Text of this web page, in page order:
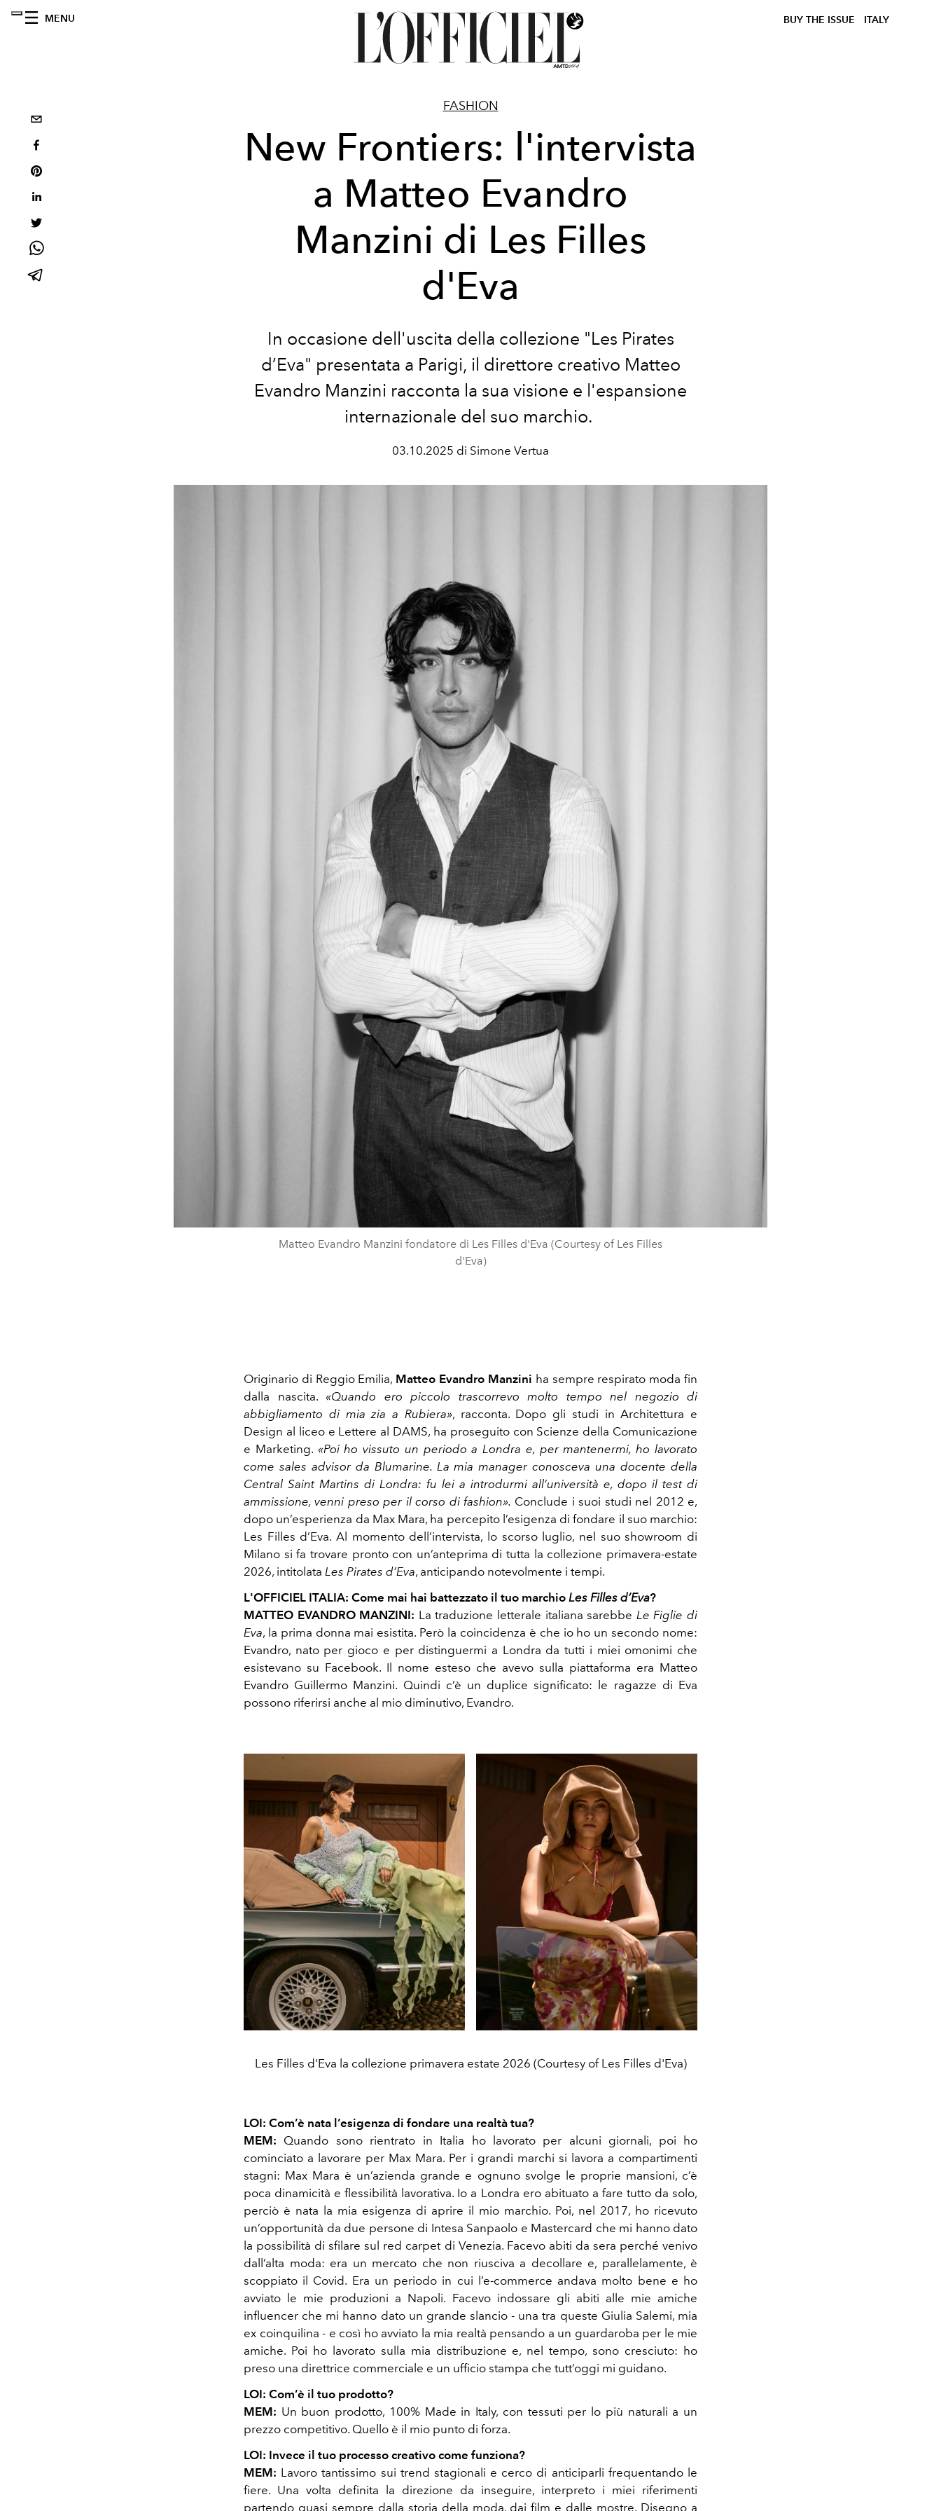
MENU BUY THE ISSUE ITALY
FASHION
New Frontiers: l'intervista
a Matteo Evandro
Manzini di Les Filles
d'Eva
In occasione dell'uscita della collezione "Les Pirates
d’Eva" presentata a Parigi, il direttore creativo Matteo
Evandro Manzini racconta la sua visione e l'espansione
internazionale del suo marchio.
03.10.2025 di Simone Vertua
Matteo Evandro Manzini fondatore di Les Filles d'Eva (Courtesy of Les Filles
d'Eva)
Originario di Reggio Emilia, Matteo Evandro Manzini ha sempre respirato moda fin
dalla nascita. «Quando ero piccolo trascorrevo molto tempo nel negozio di
abbigliamento di mia zia a Rubiera», racconta. Dopo gli studi in Architettura e
Design al liceo e Lettere al DAMS, ha proseguito con Scienze della Comunicazione
e Marketing. «Poi ho vissuto un periodo a Londra e, per mantenermi, ho lavorato
come sales advisor da Blumarine. La mia manager conosceva una docente della
Central Saint Martins di Londra: fu lei a introdurmi all’università e, dopo il test di
ammissione, venni preso per il corso di fashion». Conclude i suoi studi nel 2012 e,
dopo un’esperienza da Max Mara, ha percepito l’esigenza di fondare il suo marchio:
Les Filles d’Eva. Al momento dell’intervista, lo scorso luglio, nel suo showroom di
Milano si fa trovare pronto con un’anteprima di tutta la collezione primavera-estate
2026, intitolata Les Pirates d’Eva, anticipando notevolmente i tempi.
L'OFFICIEL ITALIA: Come mai hai battezzato il tuo marchio Les Filles d’Eva?
MATTEO EVANDRO MANZINI: La traduzione letterale italiana sarebbe Le Figlie di
Eva, la prima donna mai esistita. Però la coincidenza è che io ho un secondo nome:
Evandro, nato per gioco e per distinguermi a Londra da tutti i miei omonimi che
esistevano su Facebook. Il nome esteso che avevo sulla piattaforma era Matteo
Evandro Guillermo Manzini. Quindi c’è un duplice significato: le ragazze di Eva
possono riferirsi anche al mio diminutivo, Evandro.
Les Filles d'Eva la collezione primavera estate 2026 (Courtesy of Les Filles d'Eva)
LOI: Com’è nata l’esigenza di fondare una realtà tua?
MEM: Quando sono rientrato in Italia ho lavorato per alcuni giornali, poi ho
cominciato a lavorare per Max Mara. Per i grandi marchi si lavora a compartimenti
stagni: Max Mara è un’azienda grande e ognuno svolge le proprie mansioni, c’è
poca dinamicità e flessibilità lavorativa. Io a Londra ero abituato a fare tutto da solo,
perciò è nata la mia esigenza di aprire il mio marchio. Poi, nel 2017, ho ricevuto
un’opportunità da due persone di Intesa Sanpaolo e Mastercard che mi hanno dato
la possibilità di sfilare sul red carpet di Venezia. Facevo abiti da sera perché venivo
dall’alta moda: era un mercato che non riusciva a decollare e, parallelamente, è
scoppiato il Covid. Era un periodo in cui l’e-commerce andava molto bene e ho
avviato le mie produzioni a Napoli. Facevo indossare gli abiti alle mie amiche
influencer che mi hanno dato un grande slancio - una tra queste Giulia Salemi, mia
ex coinquilina - e così ho avviato la mia realtà pensando a un guardaroba per le mie
amiche. Poi ho lavorato sulla mia distribuzione e, nel tempo, sono cresciuto: ho
preso una direttrice commerciale e un ufficio stampa che tutt’oggi mi guidano.
LOI: Com’è il tuo prodotto?
MEM: Un buon prodotto, 100% Made in Italy, con tessuti per lo più naturali a un
prezzo competitivo. Quello è il mio punto di forza.
LOI: Invece il tuo processo creativo come funziona?
MEM: Lavoro tantissimo sui trend stagionali e cerco di anticiparli frequentando le
fiere. Una volta definita la direzione da inseguire, interpreto i miei riferimenti
partendo quasi sempre dalla storia della moda, dai film e dalle mostre. Disegno a